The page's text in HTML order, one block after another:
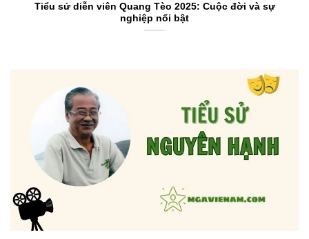
Tiểu sử diễn viên Quang Tèo 2025: Cuộc đời và sự
nghiệp nổi bật